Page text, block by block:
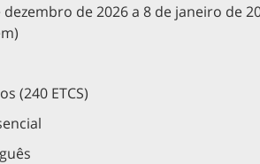
dezembro de 2026 a 8 de janeiro de
(240 ETCS)